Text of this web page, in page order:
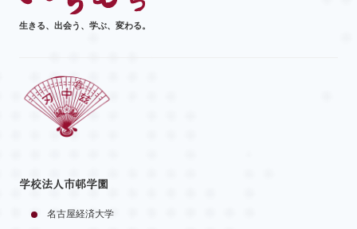
生きる、出会う、学ぶ、変わる。
学校法人市邨学園
名古屋経済大学